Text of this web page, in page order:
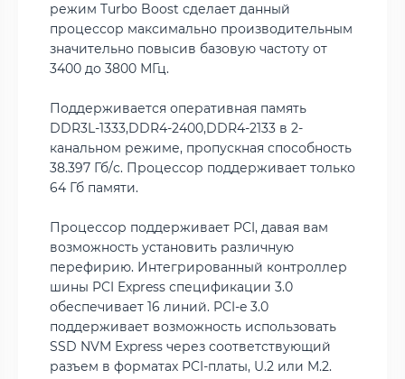
режим Turbo Boost сделает данный
процессор максимально производительным
значительно повысив базовую частоту от
3400 до 3800 МГц.
Поддерживается оперативная память
DDR3L-1333,DDR4-2400,DDR4-2133 в 2-
канальном режиме, пропускная способность
38.397 Гб/с. Процессор поддерживает только
64 Гб памяти.
Процессор поддерживает PCI, давая вам
возможность установить различную
перефирию. Интегрированный контроллер
шины PCI Express спецификации 3.0
обеспечивает 16 линий. PCI-e 3.0
поддерживает возможность использовать
SSD NVM Express через соответствующий
разъем в форматах PCI-платы, U.2 или M.2.